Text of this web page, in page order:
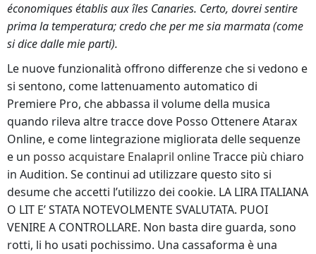
économiques établis aux îles Canaries. Certo, dovrei sentire
prima la temperatura; credo che per me sia marmata (come
si dice dalle mie parti).
Le nuove funzionalità offrono differenze che si vedono e
si sentono, come lattenuamento automatico di
Premiere Pro, che abbassa il volume della musica
quando rileva altre tracce dove Posso Ottenere Atarax
Online, e come lintegrazione migliorata delle sequenze
e un posso acquistare Enalapril onlineTracce più chiaro
in Audition. Se continui ad utilizzare questo sito si
desume che accetti l’utilizzo dei cookie. LA LIRA ITALIANA
O LIT E’ STATA NOTEVOLMENTE SVALUTATA. PUOI
VENIRE A CONTROLLARE. Non basta dire guarda, sono
rotti, li ho usati pochissimo. Una cassaforma è una